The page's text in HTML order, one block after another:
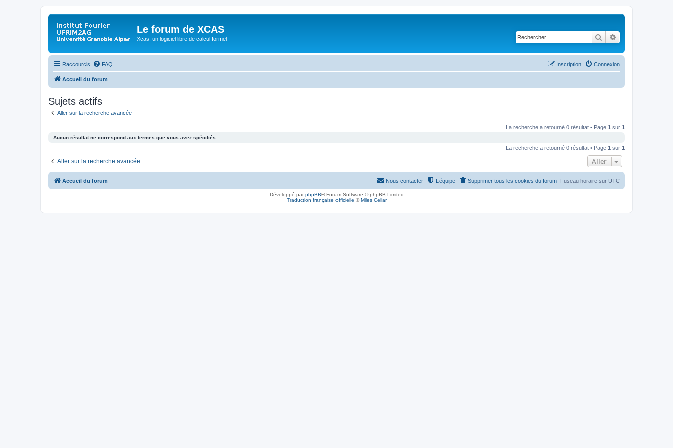
Le forum de XCAS
Xcas: un logiciel libre de calcul formel Rechercher
Raccourcis FAQ Connexion
Inscription
Accueil du forum
Sujets actifs
Aller sur la recherche avancée
La recherche a retourné 0 résultat • Page 1 sur 1
Aucun résultat ne correspond aux termes que vous avez spécifiés.
La recherche a retourné 0 résultat • Page 1 sur 1
Aller sur la recherche avancée Aller
Accueil du forum Fuseau horaire sur UTC
Supprimer tous les cookies du forum
L’équipe
Nous contacter
Développé parphpBB® Forum Software © phpBB Limited
Traduction française officielle ©Miles Cellar